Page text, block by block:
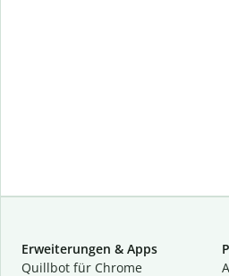
Erweiterungen & Apps
Quillbot für Chrome